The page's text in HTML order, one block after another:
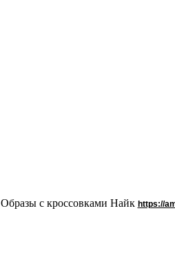
Образы с кроссовками Найк https://